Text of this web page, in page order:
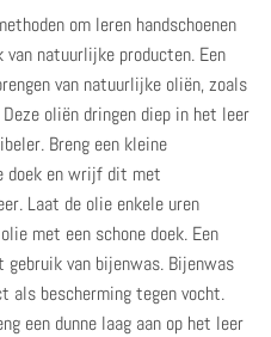
om leren handschoenen
natuurlijke producten. Een
van natuurlijke oliën, zoals
oliën dringen diep in het leer
Breng een kleine
doek en wrijf dit met
Laat de olie enkele uren
met een schone doek. Een
van bijenwas. Bijenwas
als bescherming tegen vocht.
een dunne laag aan op het leer